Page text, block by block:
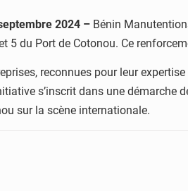
2024 – Bénin
5 du Port de Cotonou. Ce
reconnues pour leur
s’inscrit dans une démarche
sur la scène internationale.